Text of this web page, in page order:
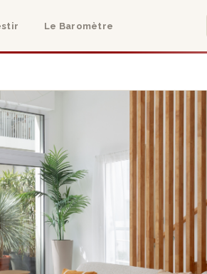
Le Baromètre